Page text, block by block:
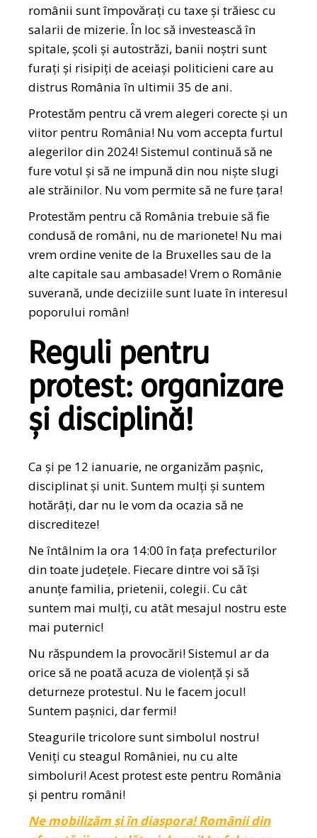
românii sunt împovărați cu taxe și trăiesc cu
salarii de mizerie. În loc să investească în
spitale, școli și autostrăzi, banii noștri sunt
furați și risipiți de aceiași politicieni care au
distrus România în ultimii 35 de ani.
Protestăm pentru că vrem alegeri corecte și un
viitor pentru România! Nu vom accepta furtul
alegerilor din 2024! Sistemul continuă să ne
fure votul și să ne impună din nou niște slugi
ale străinilor. Nu vom permite să ne fure țara!
Protestăm pentru că România trebuie să fie
condusă de români, nu de marionete! Nu mai
vrem ordine venite de la Bruxelles sau de la
alte capitale sau ambasade! Vrem o Românie
suverană, unde deciziile sunt luate în interesul
poporului român!
Reguli pentru
protest: organizare
și disciplină!
Ca și pe 12 ianuarie, ne organizăm pașnic,
disciplinat și unit. Suntem mulți și suntem
hotărâți, dar nu le vom da ocazia să ne
discrediteze!
Ne întâlnim la ora 14:00 în fața prefecturilor
din toate județele. Fiecare dintre voi să își
anunțe familia, prietenii, colegii. Cu cât
suntem mai mulți, cu atât mesajul nostru este
mai puternic!
Nu răspundem la provocări! Sistemul ar da
orice să ne poată acuza de violență și să
deturneze protestul. Nu le facem jocul!
Suntem pașnici, dar fermi!
Steagurile tricolore sunt simbolul nostru!
Veniți cu steagul României, nu cu alte
simboluri! Acest protest este pentru România
și pentru români!
Ne mobilizăm și în diaspora! Românii din